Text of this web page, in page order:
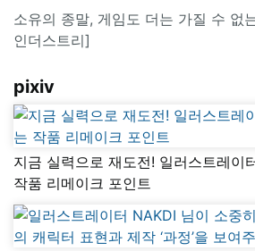
소유의 종말, 게임도 더는 가질 수 없
인더스트리]
pixiv
지금 실력으로 재도전! 일러스트레이
작품 리메이크 포인트